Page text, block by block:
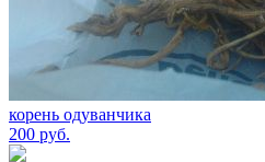
корень одуванчика
200 руб.